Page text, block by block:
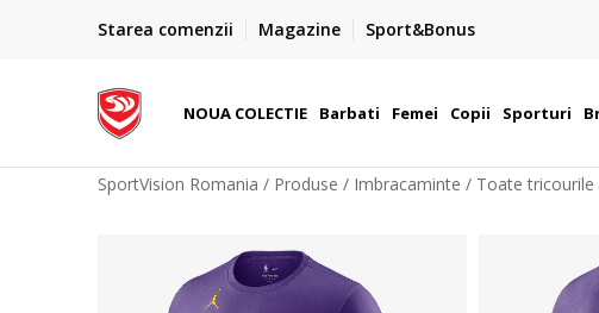
Starea comenzii Magazine Sport&Bonus
Plateste cu cardul in siguranta prin WSPay - Visa, MasterCard,
NOUA COLECTIE Barbati Femei Copii Sporturi
SportVision Romania Produse Imbracaminte Toate tricourile